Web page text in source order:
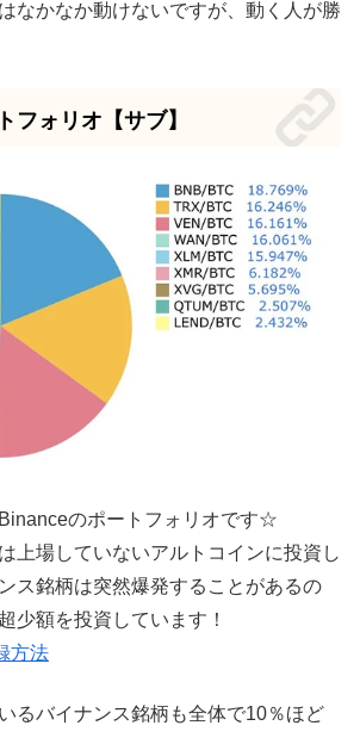
なかなか動けないですが、動く人が勝
フォリオ【サブ】
のポートフォリオです☆
上場していないアルトコインに投資し
ス銘柄は突然爆発することがあるの
少額を投資しています！
方法
るバイナンス銘柄も全体で10％ほど